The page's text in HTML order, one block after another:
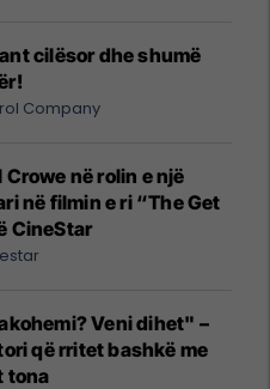
cilësor dhe shumë
Company
Crowe në rolin e një
në filmin e ri “The Get
CineStar
Veni dihet" –
që rritet bashkë me
tona